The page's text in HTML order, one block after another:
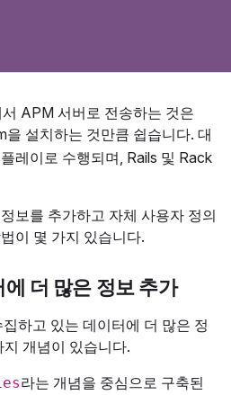
APM 서버로 전송하는 것은
을 설치하는 것만큼 쉽습니다. 대
레이로 수행되며, Rails 및 Rack
보를 추가하고 자체 사용자 정의
이 몇 가지 있습니다.
더 많은 정보 추가
하고 있는 데이터에 더 많은 정
개념이 있습니다.
라는 개념을 중심으로 구축된